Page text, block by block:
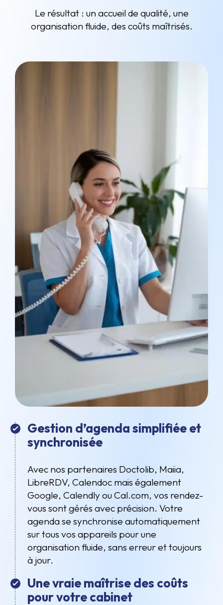
Le résultat : un accueil de qualité, une
organisation fluide, des coûts maîtrisés.
Gestion d’agenda simplifiée et
synchronisée
Avec nos partenaires Doctolib, Maiia,
LibreRDV, Calendoc mais également
Google, Calendly ou Cal.com, vos rendez-
vous sont gérés avec précision. Votre
agenda se synchronise automatiquement
sur tous vos appareils pour une
organisation fluide, sans erreur et toujours
à jour.
Une vraie maîtrise des coûts
pour votre cabinet